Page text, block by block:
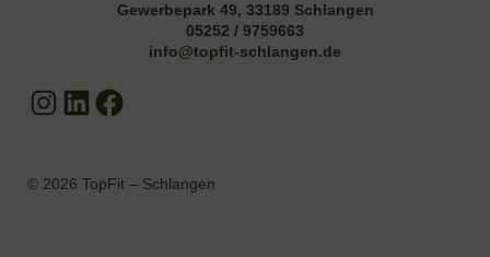
Gewerbepark 49, 33189 Schlangen
05252 / 9759663
info@topfit-schlangen.de
Instagram
LinkedIn
Facebook
© 2026 TopFit – Schlangen